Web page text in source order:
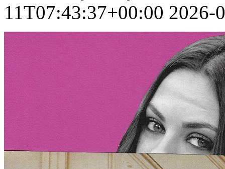
11T07:43:37+00:00 2026-